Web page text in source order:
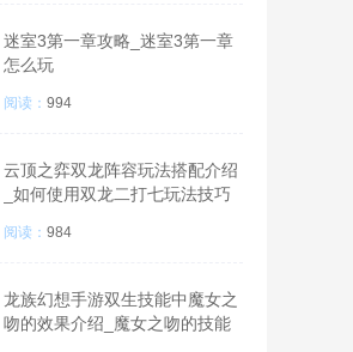
迷室3第一章攻略_迷室3第一章
怎么玩
阅读： 994
云顶之弈双龙阵容玩法搭配介绍
_如何使用双龙二打七玩法技巧
阅读： 984
龙族幻想手游双生技能中魔女之
吻的效果介绍_魔女之吻的技能